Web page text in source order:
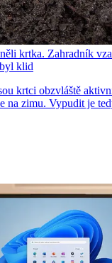
krtka. Zahradník
klid
krtci obzvláště
na zimu. Vypudit je